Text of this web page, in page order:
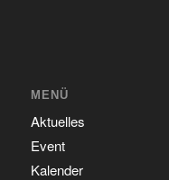
MENÜ
Aktuelles
Event
Kalender